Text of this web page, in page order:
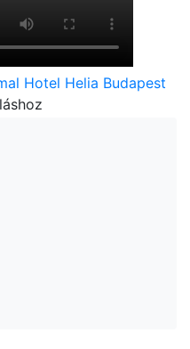
Hotel Helia Budapest